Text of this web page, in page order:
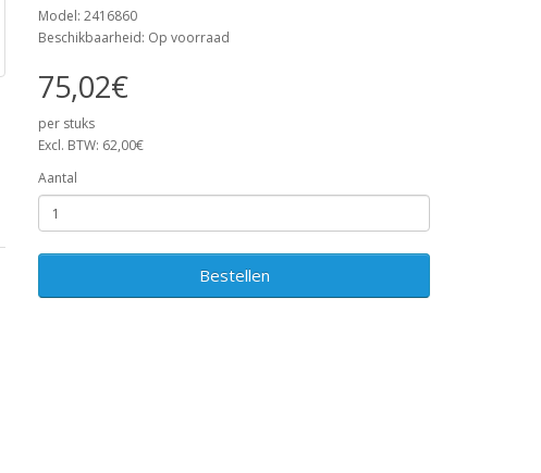
Model: 2416860
Beschikbaarheid: Op voorraad
75,02€
per stuks
Excl. BTW: 62,00€
Aantal
Bestellen